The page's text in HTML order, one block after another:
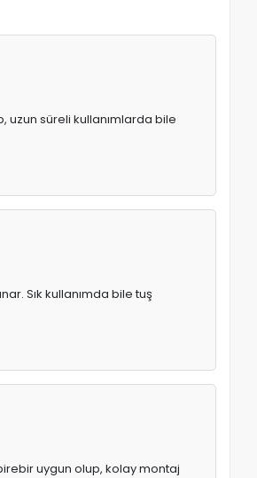
uzun süreli kullanımlarda bile
Sık kullanımda bile tuş
uygun olup, kolay montaj